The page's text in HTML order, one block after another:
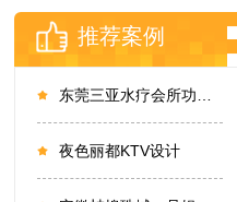
推荐案例
夜色丽都KTV设计